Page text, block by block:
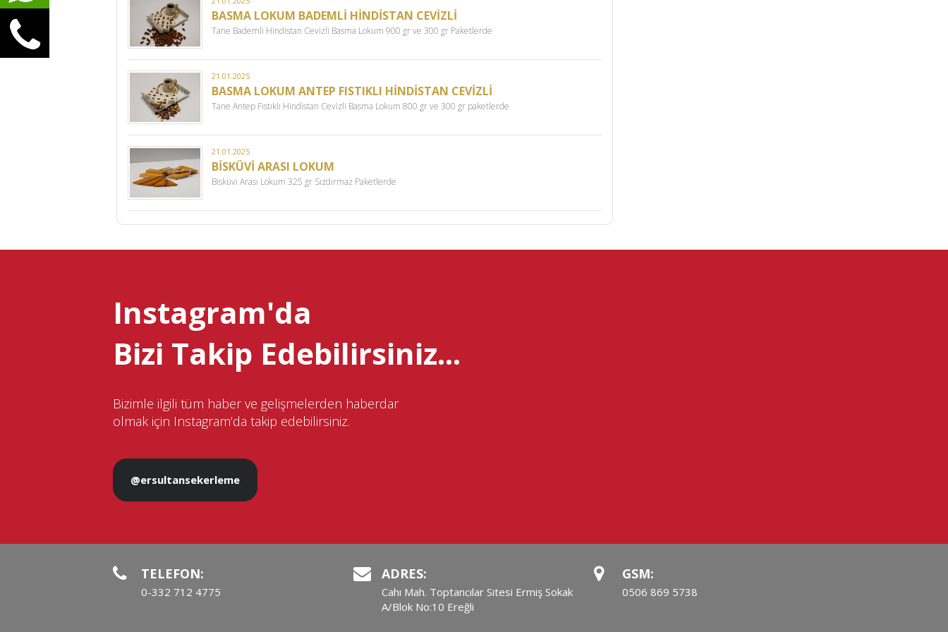
BASMA LOKUM BADEMLİ HİNDİSTAN CEVİZLİ
Tane Bademli Hindistan Cevizli Basma Lokum 900 gr ve 300 gr Paketlerde
21.01.2025
BASMA LOKUM ANTEP FISTIKLI HİNDİSTAN CEVİZLİ
Tane Antep Fıstıklı Hindistan Cevizli Basma Lokum 800 gr ve 300 gr paketlerde
21.01.2025
BİSKÜVİ ARASI LOKUM
Bisküvi Arası Lokum 325 gr Sızdırmaz Paketlerde
Instagram'da
Bizi Takip Edebilirsiniz...
Bizimle ilgili tüm haber ve gelişmelerden haberdar
olmak için Instagram’da takip edebilirsiniz.
@ersultansekerleme
TELEFON:
0-332 712 4775
ADRES:
Cahı Mah. Toptancılar Sitesi Ermiş Sokak
A/Blok No:10 Ereğli
GSM:
0506 869 5738